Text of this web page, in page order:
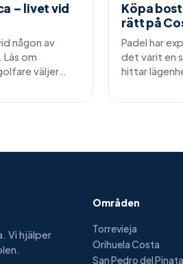
– livet vid
någon av
om
väljer
Köpa
rätt på
Padel har
det varit en
hittar
Vi hjälper
Områden
Torrevieja
Orihuela Costa
San Pedro del